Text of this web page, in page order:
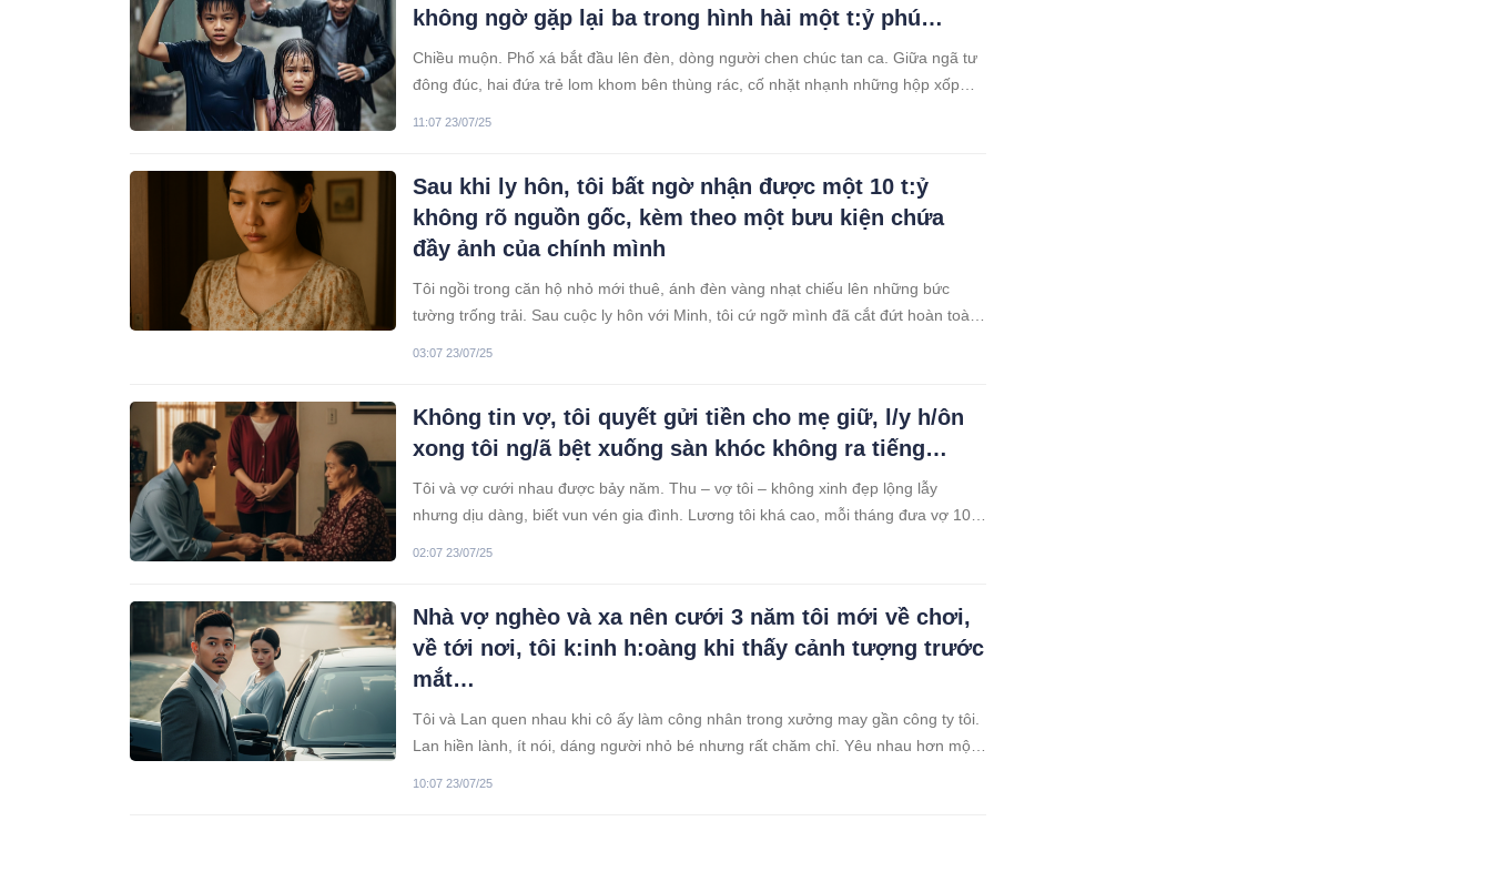
không ngờ gặp lại ba trong hình hài một t:ỷ phú…
Chiều muộn. Phố xá bắt đầu lên đèn, dòng người chen chúc tan ca. Giữa ngã tư
đông đúc, hai đứa trẻ lom khom bên thùng rác, cố nhặt nhạnh những hộp xốp
11:07 23/07/25
Sau khi ly hôn, tôi bất ngờ nhận được một 10 t:ỷ
không rõ nguồn gốc, kèm theo một bưu kiện chứa
đầy ảnh của chính mình
Tôi ngồi trong căn hộ nhỏ mới thuê, ánh đèn vàng nhạt chiếu lên những bức
tường trống trải. Sau cuộc ly hôn với Minh, tôi cứ ngỡ mình đã cắt đứt hoàn toàn
03:07 23/07/25
Không tin vợ, tôi quyết gửi tiền cho mẹ giữ, l/y h/ôn
xong tôi ng/ã bệt xuống sàn khóc không ra tiếng…
Tôi và vợ cưới nhau được bảy năm. Thu – vợ tôi – không xinh đẹp lộng lẫy
nhưng dịu dàng, biết vun vén gia đình. Lương tôi khá cao, mỗi tháng đưa vợ 10
02:07 23/07/25
Nhà vợ nghèo và xa nên cưới 3 năm tôi mới về chơi,
về tới nơi, tôi k:inh h:oàng khi thấy cảnh tượng trước
mắt…
Tôi và Lan quen nhau khi cô ấy làm công nhân trong xưởng may gần công ty tôi.
Lan hiền lành, ít nói, dáng người nhỏ bé nhưng rất chăm chỉ. Yêu nhau hơn một
10:07 23/07/25